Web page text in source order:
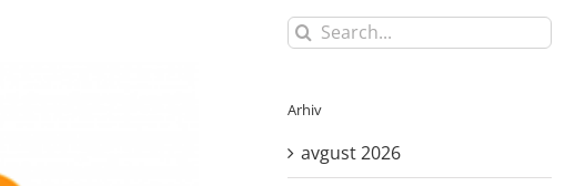
Search
for:
Arhiv
avgust 2026